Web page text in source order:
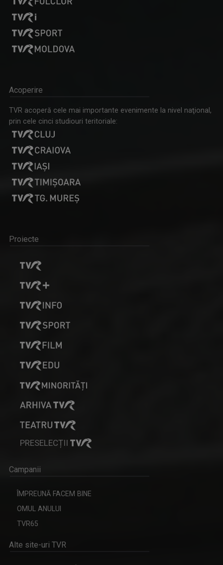
Acoperire
TVR acoperă cele mai importante evenimente la nivel naţional,
prin cele cinci studiouri teritoriale:
Proiecte
PRESELECȚII
Campanii
ÎMPREUNĂ FACEM BINE
OMUL ANULUI
TVR65
Alte site-uri TVR